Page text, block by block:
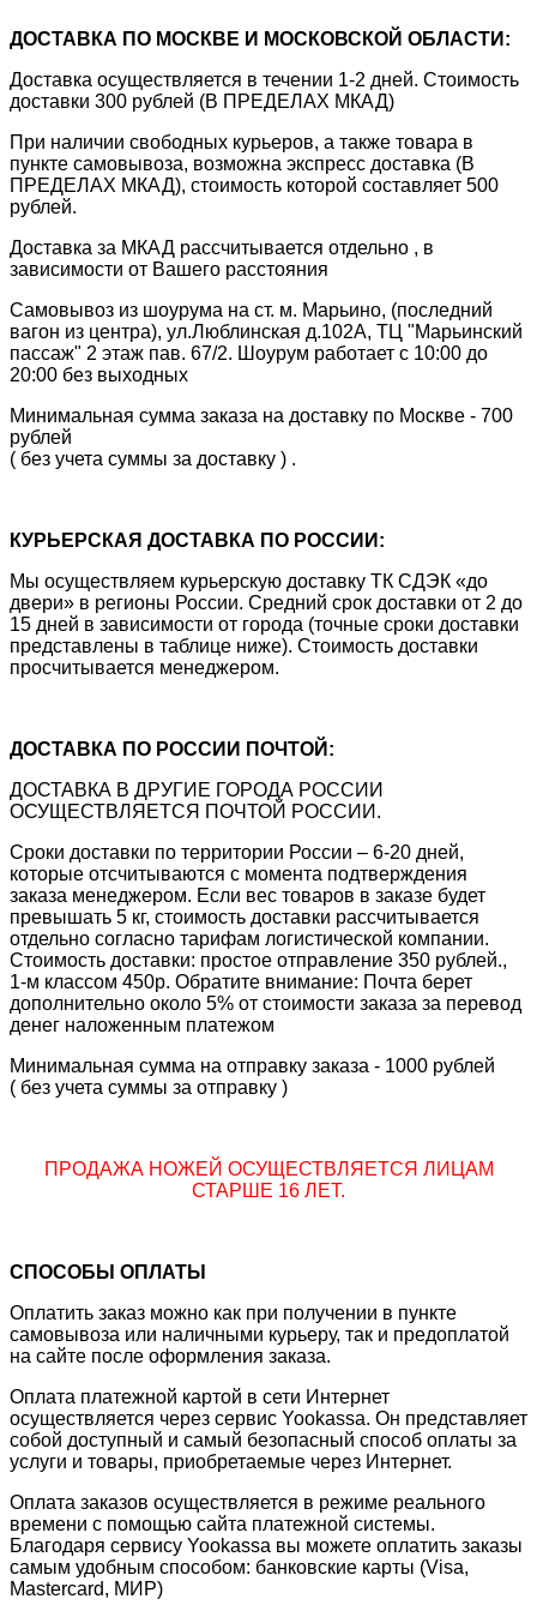
ДОСТАВКА ПО МОСКВЕ И МОСКОВСКОЙ ОБЛАСТИ:
Доставка осуществляется в течении 1-2 дней. Стоимость
доставки 300 рублей (В ПРЕДЕЛАХ МКАД)
При наличии свободных курьеров, а также товара в
пункте самовывоза, возможна экспресс доставка (В
ПРЕДЕЛАХ МКАД), стоимость которой составляет 500
рублей.
Доставка за МКАД рассчитывается отдельно , в
зависимости от Вашего расстояния
Самовывоз из шоурума на ст. м. Марьино, (последний
вагон из центра), ул.Люблинская д.102А, ТЦ "Марьинский
пассаж" 2 этаж пав. 67/2. Шоурум работает с 10:00 до
20:00 без выходных
Минимальная сумма заказа на доставку по Москве - 700
рублей
( без учета суммы за доставку ) .
КУРЬЕРСКАЯ ДОСТАВКА ПО РОССИИ:
Мы осуществляем курьерскую доставку ТК СДЭК «до
двери» в регионы России. Средний срок доставки от 2 до
15 дней в зависимости от города (точные сроки доставки
представлены в таблице ниже). Стоимость доставки
просчитывается менеджером.
ДОСТАВКА ПО РОССИИ ПОЧТОЙ:
ДОСТАВКА В ДРУГИЕ ГОРОДА РОССИИ
ОСУЩЕСТВЛЯЕТСЯ ПОЧТОЙ РОССИИ.
Сроки доставки по территории России – 6-20 дней,
которые отсчитываются с момента подтверждения
заказа менеджером. Если вес товаров в заказе будет
превышать 5 кг, стоимость доставки рассчитывается
отдельно согласно тарифам логистической компании.
Стоимость доставки: простое отправление 350 рублей.,
1-м классом 450р. Обратите внимание: Почта берет
дополнительно около 5% от стоимости заказа за перевод
денег наложенным платежом
Минимальная сумма на отправку заказа - 1000 рублей
( без учета суммы за отправку )
ПРОДАЖА НОЖЕЙ ОСУЩЕСТВЛЯЕТСЯ ЛИЦАМ
СТАРШЕ 16 ЛЕТ.
СПОСОБЫ ОПЛАТЫ
Оплатить заказ можно как при получении в пункте
самовывоза или наличными курьеру, так и предоплатой
на сайте после оформления заказа.
Оплата платежной картой в сети Интернет
осуществляется через сервис Yookassa. Он представляет
собой доступный и самый безопасный способ оплаты за
услуги и товары, приобретаемые через Интернет.
Оплата заказов осуществляется в режиме реального
времени с помощью сайта платежной системы.
Благодаря сервису Yookassa вы можете оплатить заказы
самым удобным способом: банковские карты (Visa,
Mastercard, МИР)